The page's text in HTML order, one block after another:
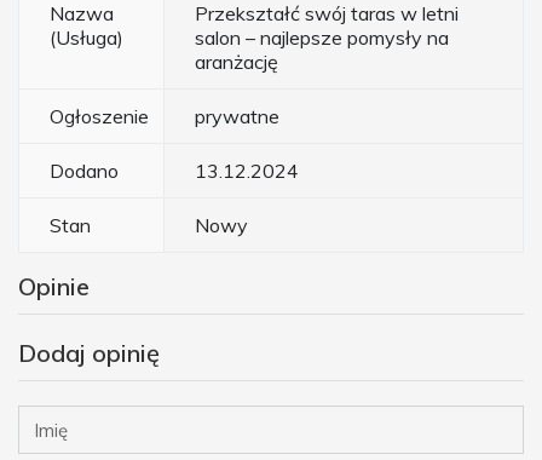
Nazwa
(Usługa)
Przekształć swój taras w letni
salon – najlepsze pomysły na
aranżację
Ogłoszenie prywatne
Dodano 13.12.2024
Stan Nowy
Opinie
Dodaj opinię